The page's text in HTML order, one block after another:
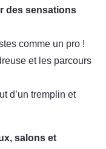
des sensations
comme un pro !
et les parcours
d’un tremplin et
salons et